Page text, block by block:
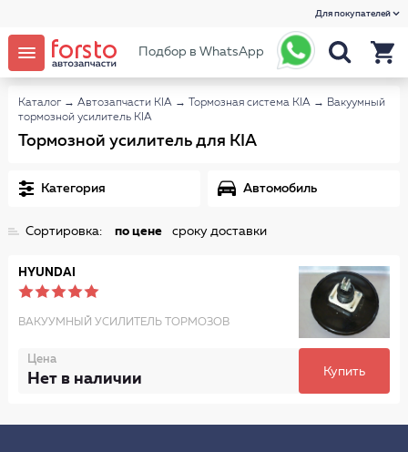
Для покупателей
Подбор в WhatsApp
Каталог → Автозапчасти KIA → Тормозная система KIA → Вакуумный
тормозной усилитель KIA
Тормозной усилитель для KIA
Категория Автомобиль
Сортировка: по цене сроку доставки
HYUNDAI
ВАКУУМНЫЙ УСИЛИТЕЛЬ ТОРМОЗОВ
Цена
Нет в наличии Купить